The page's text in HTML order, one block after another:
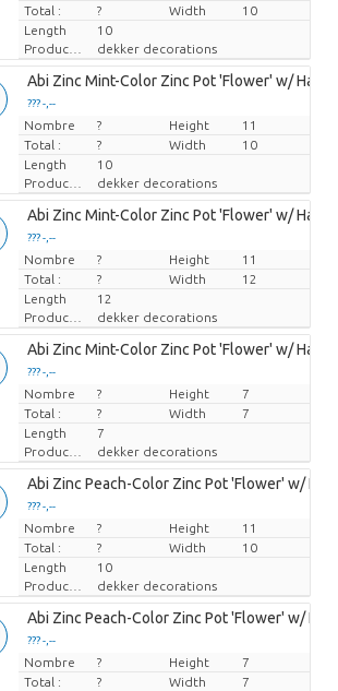
Total :
? Width
10
Length
10
Producteur
dekker decorations
Abi Zinc Mint-Color Zinc Pot 'Flower' w/
??? -,--
Prix par pièce
Nombre ? Height
11
Total :
? Width
10
Length
10
Producteur
dekker decorations
Abi Zinc Mint-Color Zinc Pot 'Flower' w/
??? -,--
Prix par pièce
Nombre ? Height
11
Total :
? Width
12
Length
12
Producteur
dekker decorations
Abi Zinc Mint-Color Zinc Pot 'Flower' w/
??? -,--
Prix par pièce
Nombre ? Height
7
Total :
? Width
7
Length
7
Producteur
dekker decorations
Abi Zinc Peach-Color Zinc Pot 'Flower' w/
??? -,--
Prix par pièce
Nombre ? Height
11
Total :
? Width
10
Length
10
Producteur
dekker decorations
Abi Zinc Peach-Color Zinc Pot 'Flower' w/
??? -,--
Prix par pièce
Nombre ? Height
7
Total :
? Width
7